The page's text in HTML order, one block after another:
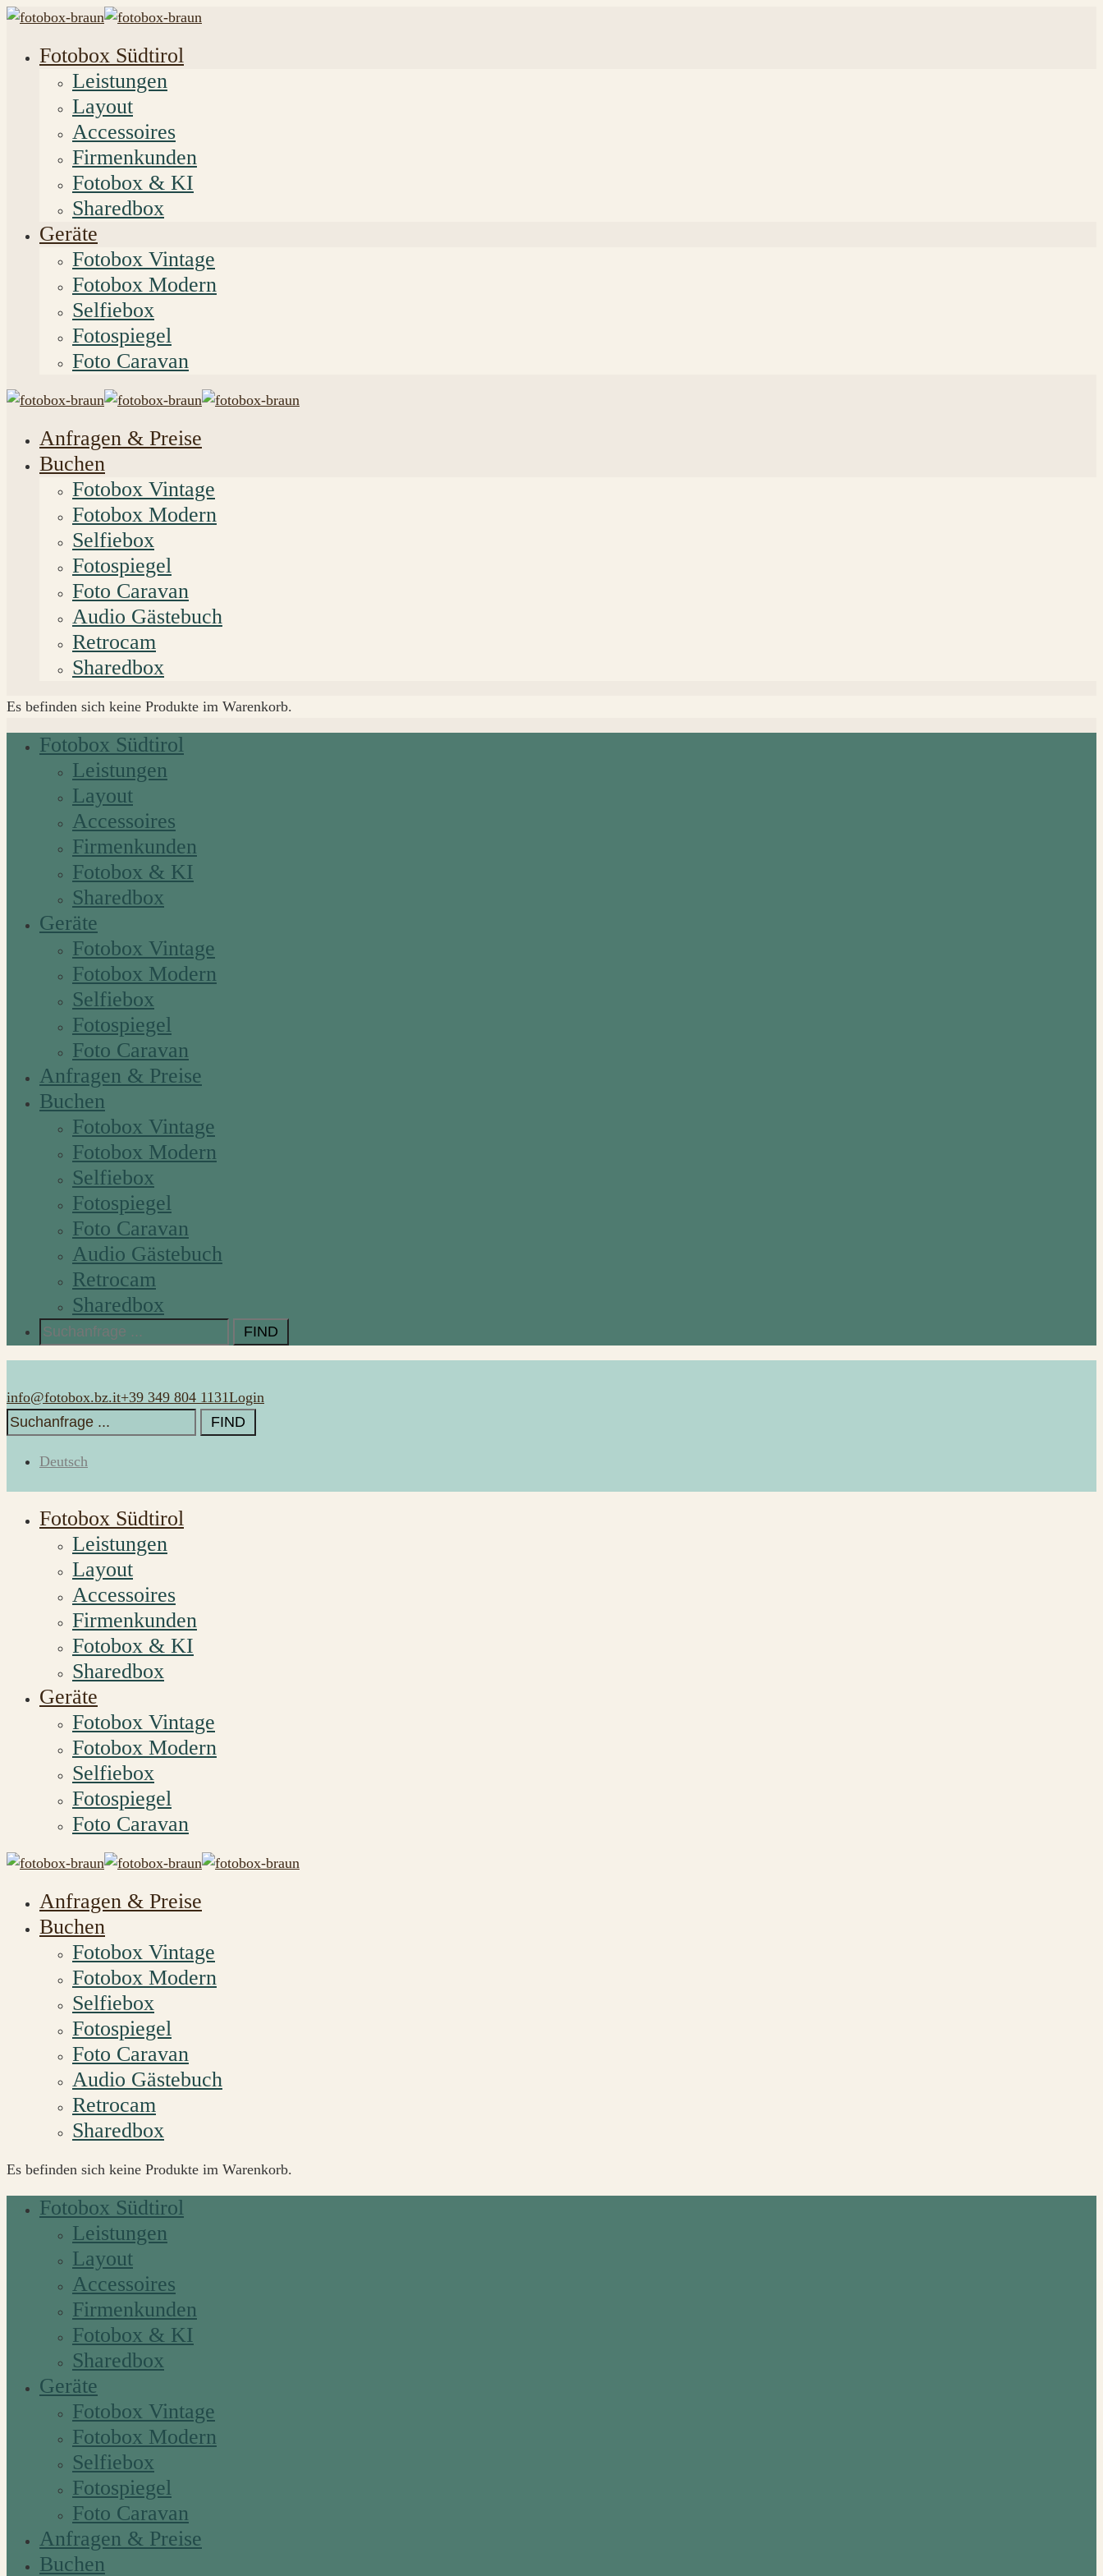
Fotobox Südtirol
Leistungen
Layout
Accessoires
Firmenkunden
Fotobox & KI
Sharedbox
Geräte
Fotobox Vintage
Fotobox Modern
Selfiebox
Fotospiegel
Foto Caravan
Anfragen & Preise
Buchen
Fotobox Vintage
Fotobox Modern
Selfiebox
Fotospiegel
Foto Caravan
Audio Gästebuch
Retrocam
Sharedbox
Es befinden sich keine Produkte im Warenkorb.
Fotobox Südtirol
Leistungen
Layout
Accessoires
Firmenkunden
Fotobox & KI
Sharedbox
Geräte
Fotobox Vintage
Fotobox Modern
Selfiebox
Fotospiegel
Foto Caravan
Anfragen & Preise
Buchen
Fotobox Vintage
Fotobox Modern
Selfiebox
Fotospiegel
Foto Caravan
Audio Gästebuch
Retrocam
Sharedbox
Search
for:
info@fotobox.bz.it+39 349 804 1131Login
Search
for:
Deutsch
Fotobox Südtirol
Leistungen
Layout
Accessoires
Firmenkunden
Fotobox & KI
Sharedbox
Geräte
Fotobox Vintage
Fotobox Modern
Selfiebox
Fotospiegel
Foto Caravan
Anfragen & Preise
Buchen
Fotobox Vintage
Fotobox Modern
Selfiebox
Fotospiegel
Foto Caravan
Audio Gästebuch
Retrocam
Sharedbox
Es befinden sich keine Produkte im Warenkorb.
Fotobox Südtirol
Leistungen
Layout
Accessoires
Firmenkunden
Fotobox & KI
Sharedbox
Geräte
Fotobox Vintage
Fotobox Modern
Selfiebox
Fotospiegel
Foto Caravan
Anfragen & Preise
Buchen